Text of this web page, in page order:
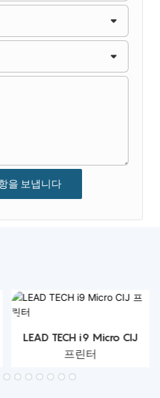
을 보냅니다
LEAD TECH i9 Micro CIJ
프린터